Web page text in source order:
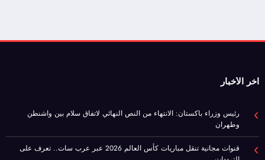
عراقجي: مذكرة تفاهم مع واشنطن تقترب من الإنجاز.. وندعو لوقف التكهنات
الإعلامية